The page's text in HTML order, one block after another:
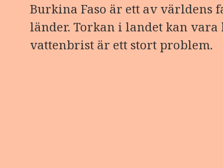
Burkina Faso är ett av världens
länder. Torkan i landet kan vara
vattenbrist är ett stort problem.